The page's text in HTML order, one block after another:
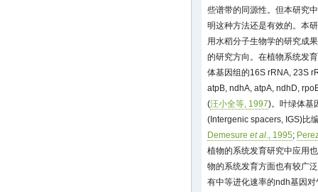
些谱带的同源性。但本研究
明这种方法还是有效的。本
用水稻分子生物学的研究成
的研究方向。在植物系统发
体基因组的16S rRNA, 23S
atpB, ndhA, atpA, ndhD,
(汪小全等, 1997)。叶绿体基
(Intergenic spacers, IGS)比
Demesure et al., 1995;
植物的系统发育研究中应用
物的系统发育方面也有较广
有中等进化速率的ndh基因